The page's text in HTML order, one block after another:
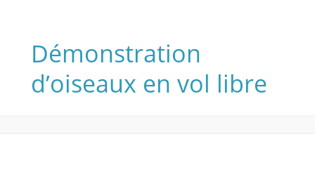
Démonstration
d’oiseaux en vol libre